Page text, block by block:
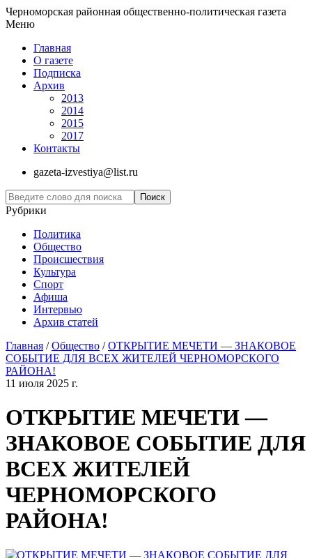
Черноморская районная общественно-политическая газета
Меню
Главная
О газете
Подписка
Архив
2013
2014
2015
2017
Контакты
gazeta-izvestiya@list.ru
Рубрики
Политика
Общество
Проиcшествия
Культура
Спорт
Афиша
Интервью
Архив статей
Главная /Общество /ОТКРЫТИЕ МЕЧЕТИ — ЗНАКОВОЕ
СОБЫТИЕ ДЛЯ ВСЕХ ЖИТЕЛЕЙ ЧЕРНОМОРСКОГО
РАЙОНА!
11 июля 2025 г.
ОТКРЫТИЕ МЕЧЕТИ —
ЗНАКОВОЕ СОБЫТИЕ ДЛЯ
ВСЕХ ЖИТЕЛЕЙ
ЧЕРНОМОРСКОГО
РАЙОНА!